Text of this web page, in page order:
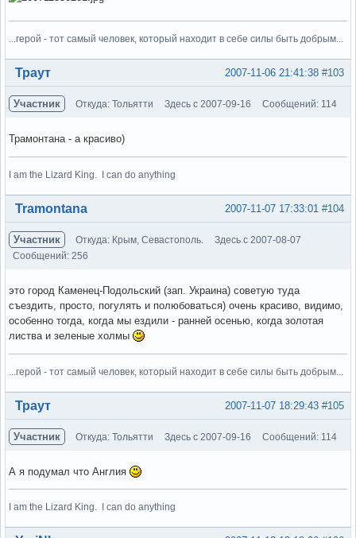
...герой - тот самый человек, который находит в себе силы быть добрым...
Вне форума #103
2007-11-06 21:41:38
Траут
Участник Откуда: Тольятти Здесь с 2007-09-16 Сообщений: 114
Трамонтана - а красиво)
I am the Lizard King. I can do anything
Вне форума #104
2007-11-07 17:33:01
Tramontana
Участник Откуда: Крым, Севастополь.
Здесь с 2007-08-07
Сообщений: 256
это город Каменец-Подольский (зап. Украина) советую туда
съездить, просто, погулять и полюбоваться) очень красиво, видимо,
особенно тогда, когда мы ездили - ранней осенью, когда золотая
листва и зеленые холмы
...герой - тот самый человек, который находит в себе силы быть добрым...
Вне форума #105
2007-11-07 18:29:43
Траут
Участник Откуда: Тольятти Здесь с 2007-09-16 Сообщений: 114
А я подумал что Англия
I am the Lizard King. I can do anything